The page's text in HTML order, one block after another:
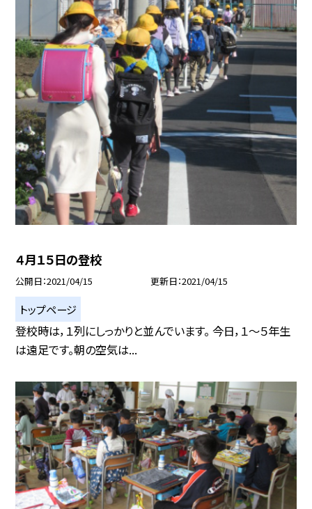
４月１５日の登校
公開日 2021/04/15 更新日 2021/04/15
トップページ
登校時は，１列にしっかりと並んでいます。 今日，１〜５年生
は遠足です。朝の空気は...